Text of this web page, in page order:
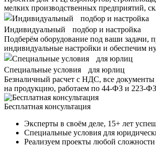
мелких производственных предприятий,
Индивидуальный подбор и настройка
Подберём оборудование под ваши задачи,
индивидуальные настройки и обеспечим
Специальные условия для юрлиц
Безналичный расчет с НДС, все
на продукцию, работаем по 44-ФЗ и 223-
Бесплатная консультация
Эксперты в своём деле, 15+ лет
Специальные условия для
Реализуем проекты любой